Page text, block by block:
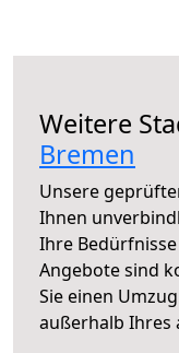
Weitere
Bremen
Unsere
Ihnen
Ihre
Angebote sind
Sie einen
außerhalb Ihres